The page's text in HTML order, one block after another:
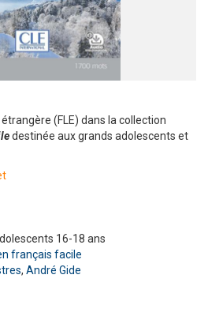
(FLE) dans la collection
destinée aux grands adolescents et
16-18 ans
français facile
, André Gide